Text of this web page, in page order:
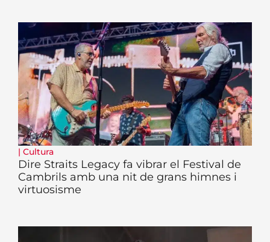
| Cultura
Dire Straits Legacy fa vibrar el Festival de
Cambrils amb una nit de grans himnes i
virtuosisme